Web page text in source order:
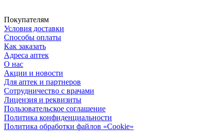
Покупателям
Условия доставки
Способы оплаты
Как заказать
Адреса аптек
О нас
Акции и новости
Для аптек и партнеров
Сотрудничество с врачами
Лицензия и реквизиты
Пользовательское соглашение
Политика конфиденциальности
Политика обработки файлов «Cookie»